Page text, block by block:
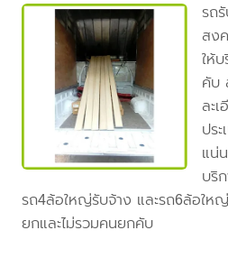
รถ
สง
ให้
คับ
ละ
ปร
แน่
บริ
รถ4ล้อใหญ่รับจ้าง และรถ6ล้อใ
ยกและไม่รวมคนยกคับ